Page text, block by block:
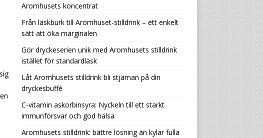
Aromhusets koncentrat
Från läskburk till Aromhuset-stilldrink – ett enkelt
sätt att öka marginalen
Gör dryckeserien unik med Aromhusets stilldrink
istället för standardläsk
Låt Aromhusets stilldrink bli stjärnan på din
dryckesbuffé
C-vitamin askorbinsyra: Nyckeln till ett starkt
immunförsvar och god hälsa
Aromhusets stilldrink: bättre lösning än kylar fulla